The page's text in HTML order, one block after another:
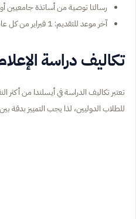
رسالتا توصية من أساتذة جامعيين
آخر موعد للتقديم: 1 فبراير من كل عام للطلاب من خارج الاتحاد الأوروبي.
تكاليف دراسة
تعتبر تكاليف الدراسة في أيسلندا من أكثر
للطلاب الدوليين، لذا يجب التمييز بدقة